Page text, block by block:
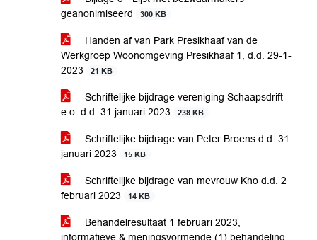
geanonimiseerd
300 KB
Handen af van Park Presikhaaf van de
Werkgroep Woonomgeving Presikhaaf 1, d.d. 29-1-
2023
21 KB
Schriftelijke bijdrage vereniging Schaapsdrift
e.o. d.d. 31 januari 2023
238 KB
Schriftelijke bijdrage van Peter Broens d.d. 31
januari 2023
15 KB
Schriftelijke bijdrage van mevrouw Kho d.d. 2
februari 2023
14 KB
Behandelresultaat 1 februari 2023,
informatieve & meningsvormende (1) behandeling